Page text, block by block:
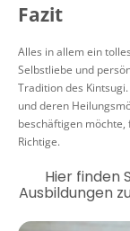
Fazit
Alles in allem ein
Selbstliebe und
Tradition des
und deren
beschäftigen möchte,
Richtige.
Hier finden
Ausbildungen